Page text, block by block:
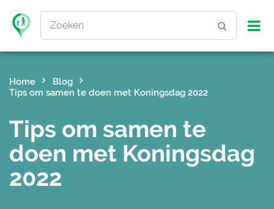
Zoeken
Home
Blog
Tips om samen te doen met Koningsdag 2022
Tips om samen te
doen met Koningsdag
2022